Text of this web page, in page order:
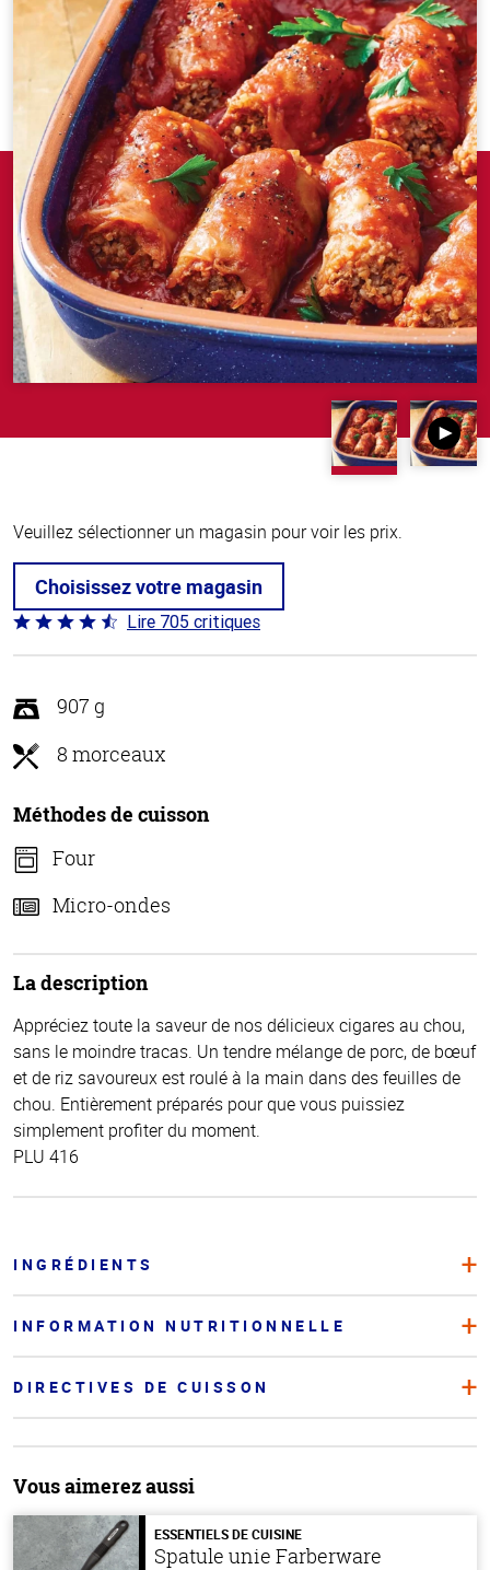
Veuillez sélectionner un magasin pour voir les prix.
Choisissez votre magasin
Coté
4.6 sur
Lire 705 critiques
907 g
8 morceaux
Méthodes de cuisson
Four
Micro-ondes
La description
Appréciez toute la saveur de nos délicieux cigares au chou,
sans le moindre tracas. Un tendre mélange de porc, de bœuf
et de riz savoureux est roulé à la main dans des feuilles de
chou. Entièrement préparés pour que vous puissiez
simplement profiter du moment.
PLU 416
INGRÉDIENTS
INFORMATION NUTRITIONNELLE
DIRECTIVES DE CUISSON
Vous aimerez aussi
ESSENTIELS DE CUISINE
Spatule unie Farberware